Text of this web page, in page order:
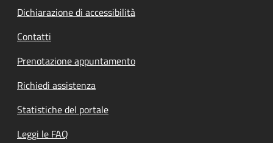
Dichiarazione di accessibilità
Contatti
Prenotazione appuntamento
Richiedi assistenza
Statistiche del portale
Leggi le FAQ